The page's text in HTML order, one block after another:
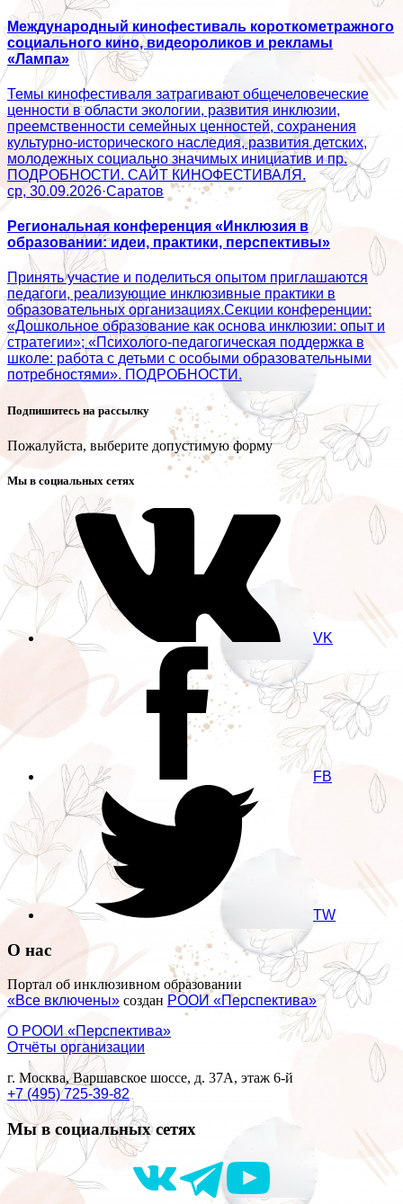
Международный кинофестиваль короткометражного
социального кино, видеороликов и рекламы
«Лампа»
Темы кинофестиваля затрагивают общечеловеческие
ценности в области экологии, развития инклюзии,
преемственности семейных ценностей, сохранения
культурно-исторического наследия, развития детских,
молодежных социально значимых инициатив и пр.
ПОДРОБНОСТИ. САЙТ КИНОФЕСТИВАЛЯ.
ср, 30.09.2026·Саратов
Региональная конференция «Инклюзия в
образовании: идеи, практики, перспективы»
Принять участие и поделиться опытом приглашаются
педагоги, реализующие инклюзивные практики в
образовательных организациях.Секции конференции:
«Дошкольное образование как основа инклюзии: опыт и
стратегии»; «Психолого‑педагогическая поддержка в
школе: работа с детьми с особыми образовательными
потребностями». ПОДРОБНОСТИ.
Подпишитесь на рассылку
Пожалуйста, выберите допустимую форму
Мы в социальных сетях
VK
FB
TW
О нас
Портал об инклюзивном образовании
«Все включены» создан РООИ «Перспектива»
О РООИ «Перспектива»
Отчёты организации
г. Москва, Варшавское шоссе, д. 37А, этаж 6-й
+7 (495) 725-39-82
Мы в социальных сетях